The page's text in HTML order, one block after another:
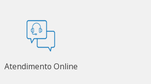
Atendimento Online